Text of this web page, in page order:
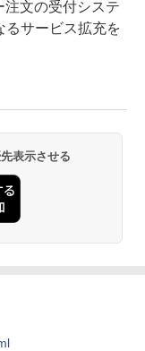
文の受付システ
るサービス拡充を
表示させる